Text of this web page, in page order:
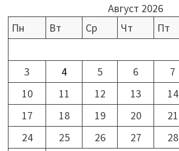
Август 2026
Пн
Вт Ср Чт Пт
3
4 5 6 7
10
11 12 13 14
17
18 19 20 21
24
25 26 27 28